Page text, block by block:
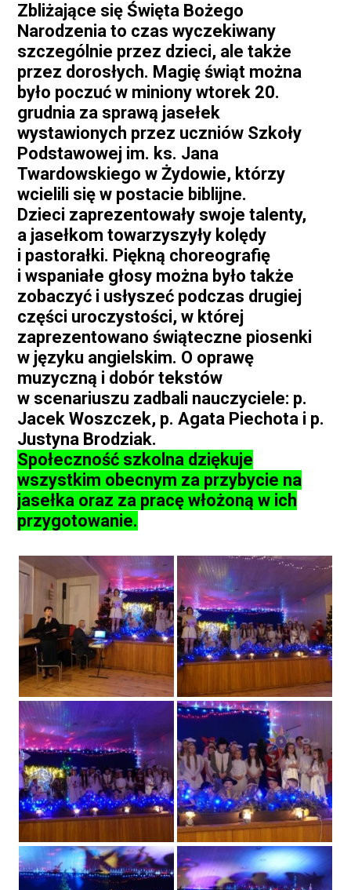
Zbliżające się Święta Bożego
Narodzenia to czas wyczekiwany
szczególnie przez dzieci, ale także
przez dorosłych. Magię świąt można
było poczuć w miniony wtorek 20.
grudnia za sprawą jasełek
wystawionych przez uczniów Szkoły
Podstawowej im. ks. Jana
Twardowskiego w Żydowie, którzy
wcielili się w postacie biblijne.
Dzieci zaprezentowały swoje talenty,
a jasełkom towarzyszyły kolędy
i pastorałki. Piękną choreografię
i wspaniałe głosy można było także
zobaczyć i usłyszeć podczas drugiej
części uroczystości, w której
zaprezentowano świąteczne piosenki
w języku angielskim. O oprawę
muzyczną i dobór tekstów
w scenariuszu zadbali nauczyciele: p.
Jacek Woszczek, p. Agata Piechota i p.
Justyna Brodziak.
Społeczność szkolna dziękuje
wszystkim obecnym za przybycie na
jasełka oraz za pracę włożoną w ich
przygotowanie.